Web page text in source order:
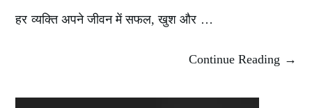
हर व्यक्ति अपने जीवन में सफल, खुश और …
Continue Reading →